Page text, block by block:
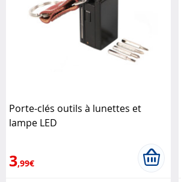
Porte-clés outils à lunettes et
lampe LED
3,99€